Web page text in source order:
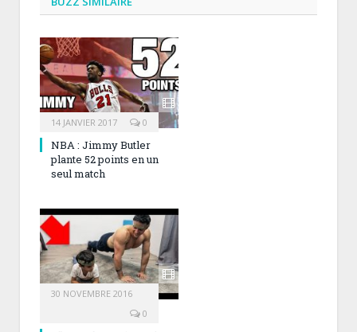
14 JANVIER 2017 0
NBA : Jimmy Butler
plante 52 points en un
seul match
30 NOVEMBRE 2016
0